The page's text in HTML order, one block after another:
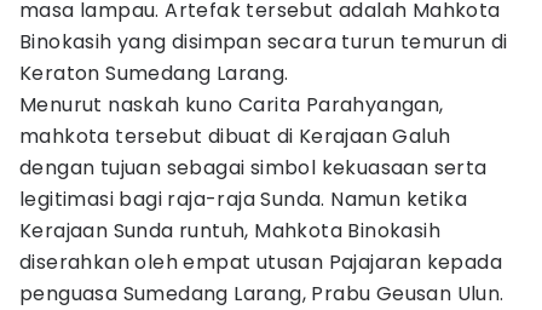
masa lampau. Artefak tersebut adalah Mahkota
Binokasih yang disimpan secara turun temurun di
Keraton Sumedang Larang.
Menurut naskah kuno Carita Parahyangan,
mahkota tersebut dibuat di Kerajaan Galuh
dengan tujuan sebagai simbol kekuasaan serta
legitimasi bagi raja-raja Sunda. Namun ketika
Kerajaan Sunda runtuh, Mahkota Binokasih
diserahkan oleh empat utusan Pajajaran kepada
penguasa Sumedang Larang, Prabu Geusan Ulun.